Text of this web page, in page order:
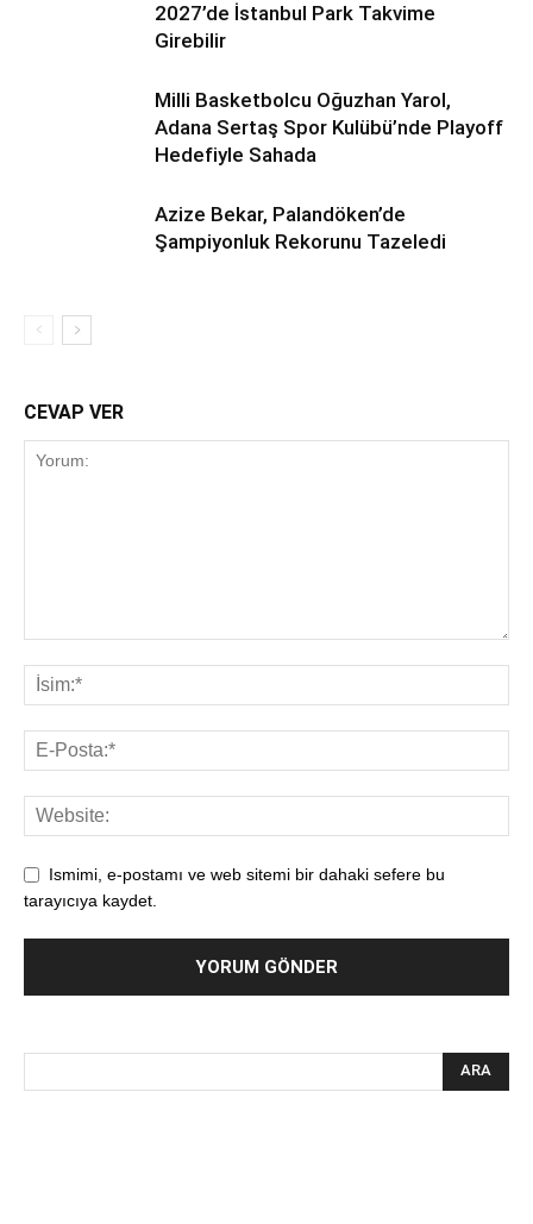
2027’de İstanbul Park Takvime
Girebilir
Milli Basketbolcu Oğuzhan Yarol,
Adana Sertaş Spor Kulübü’nde Playoff
Hedefiyle Sahada
Azize Bekar, Palandöken’de
Şampiyonluk Rekorunu Tazeledi
CEVAP VER
Ismimi, e-postamı ve web sitemi bir dahaki sefere bu
tarayıcıya kaydet.